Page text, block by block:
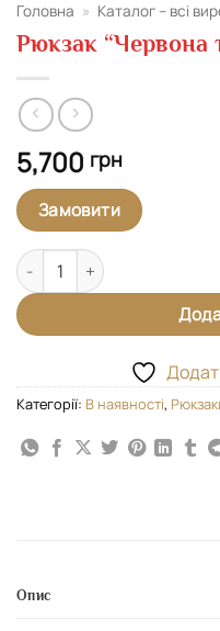
Головна » Каталог – всі
Рюкзак “Червона
5,700 грн
Замовити
Рюкзак "Червона троянда"
Категорії: В наявності,
Опис